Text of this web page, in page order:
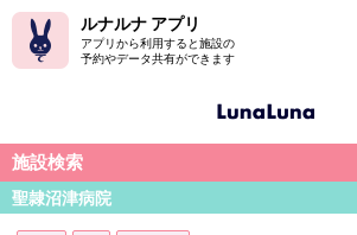
ルナルナ アプリ
アプリから利用すると施設の
予約やデータ共有ができます
施設検索
聖隷沼津病院